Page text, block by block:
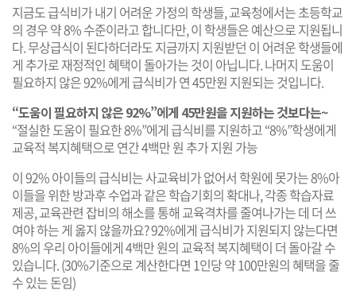
지금도 급식비가 내기 어려운 가정의 학생들, 교육청에서는 초등학교
의 경우 약 8% 수준이라고 합니다만, 이 학생들은 예산으로 지원됩니
다. 무상급식이 된다하더라도 지금까지 지원받던 이 어려운 학생들에
게 추가로 재정적인 혜택이 돌아가는 것이 아닙니다. 나머지 도움이
필요하지 않은 92%에게 급식비가 연 45만원 지원되는 것입니다.
“도움이 필요하지 않은 92%”에게 45만원을 지원하는 것보다는~
“절실한 도움이 필요한 8%”에게 급식비를 지원하고 “8%”학생에게
교육적 복지혜택으로 연간 4백만 원 추가 지원 가능
이 92% 아이들의 급식비는 사교육비가 없어서 학원에 못가는 8%아
이들을 위한 방과후 수업과 같은 학습기회의 확대나, 각종 학습자료
제공, 교육관련 잡비의 해소를 통해 교육격차를 줄여나가는 데 더 쓰
여야 하는 게 옳지 않을까요? 92%에게 급식비가 지원되지 않는다면
8%의 우리 아이들에게 4백만 원의 교육적 복지혜택이 더 돌아갈 수
있습니다. (30%기준으로 계산한다면 1인당 약 100만원의 혜택을 줄
수 있는 돈임)